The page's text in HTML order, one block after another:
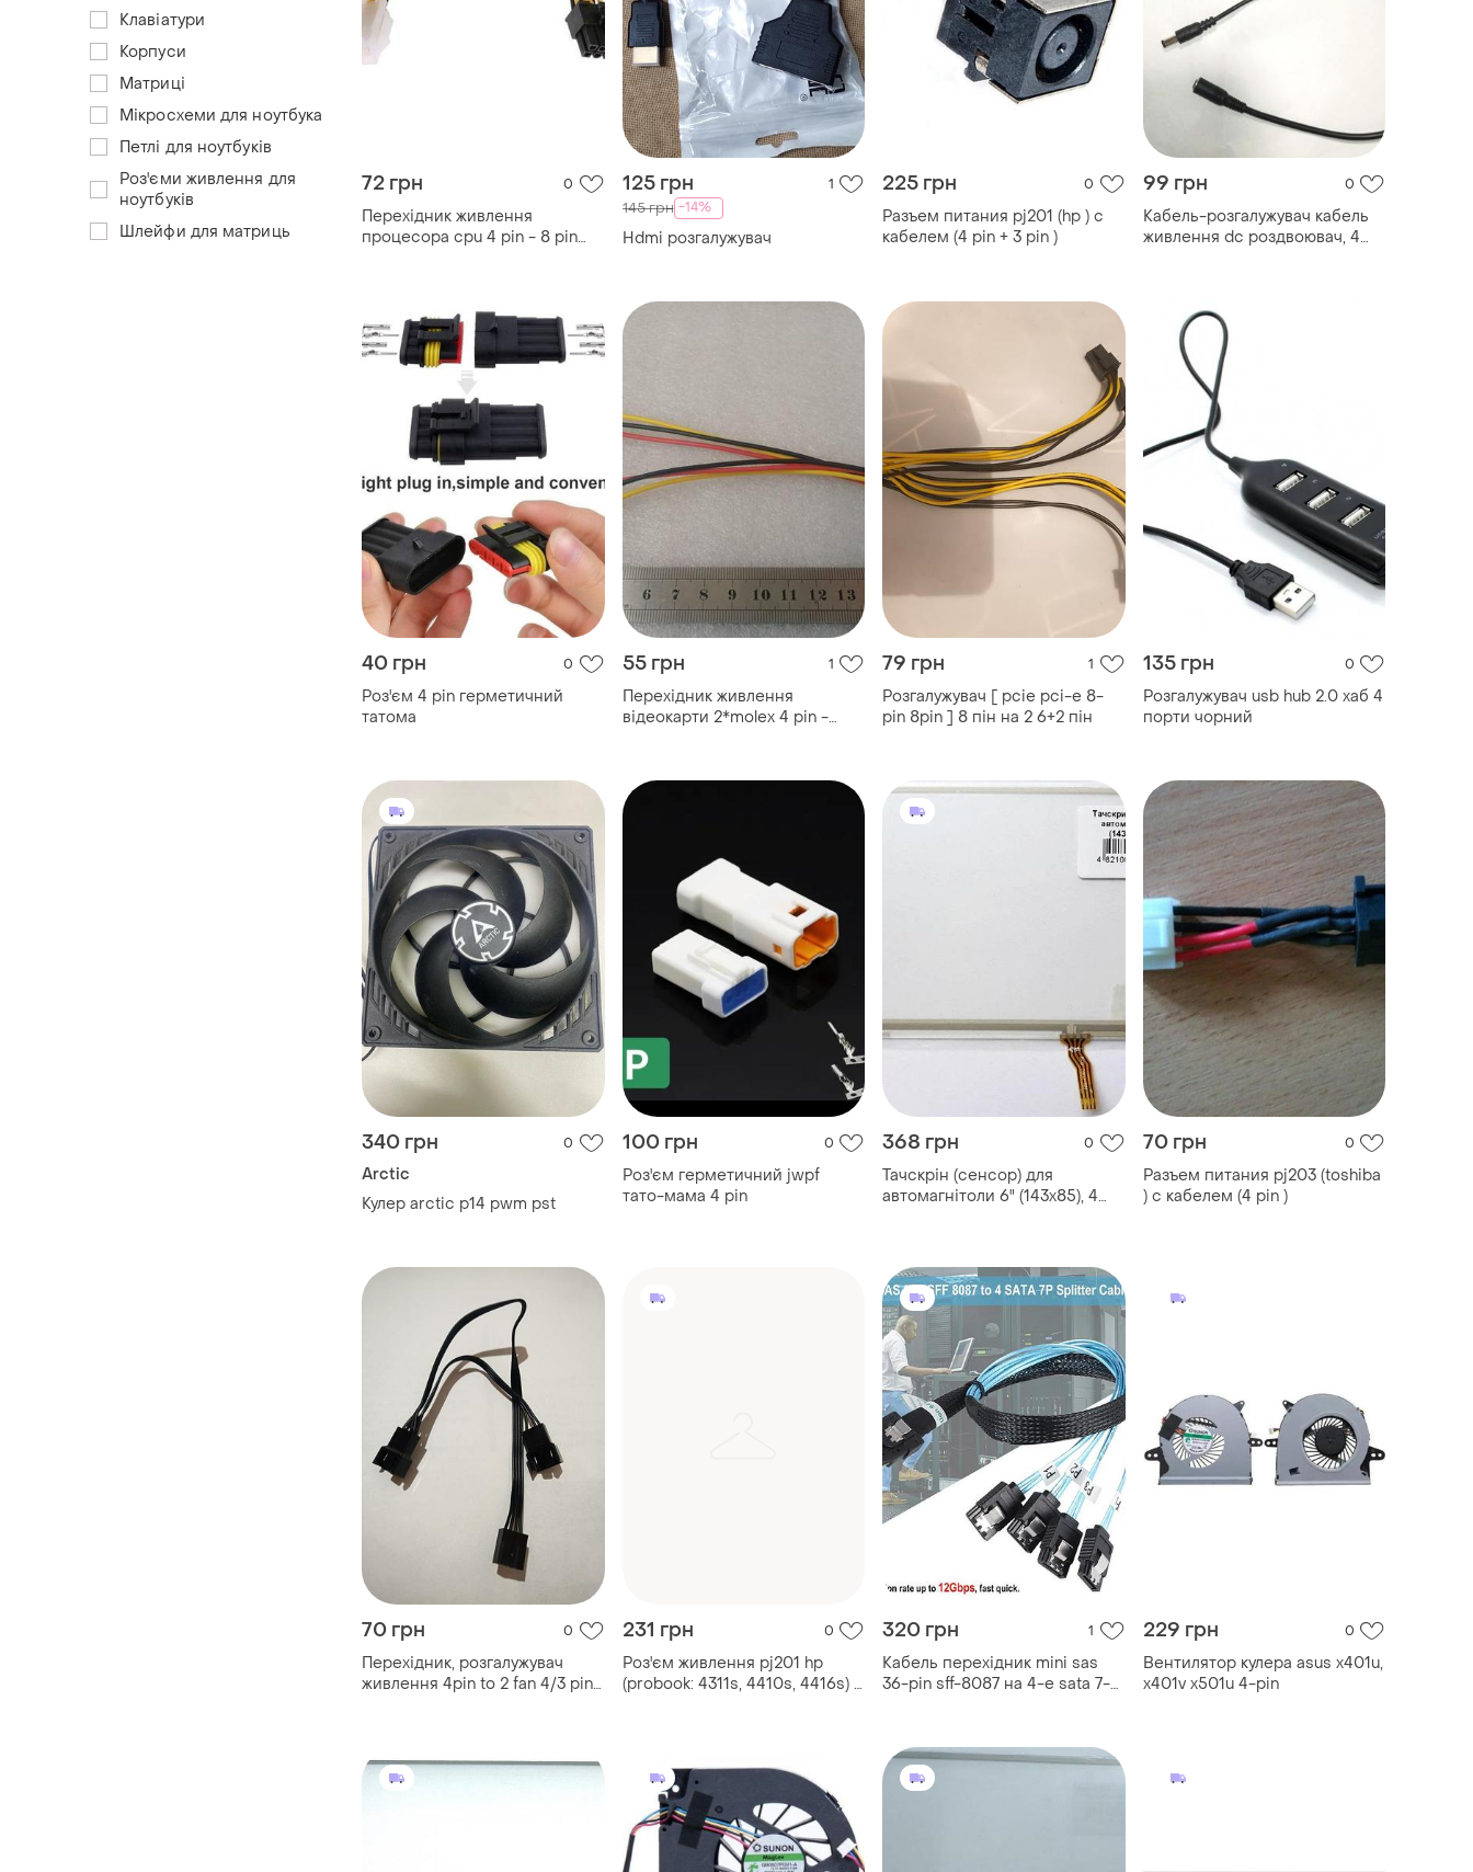
72 грн 0
Перехідник живлення
процесора cpu 4 pin - 8 pin
125 грн 1
145 грн -14%
Hdmi розгалужувач
225 грн 0
Разъем питания pj201 (hp ) с
кабелем (4 pin + 3 pin )
99 грн 0
Кабель-розгалужувач кабель
живлення dc роздвоювач, 4
40 грн 0
Роз'єм 4 pin герметичний
татома
55 грн 1
Перехідник живлення
відеокарти 2*molex 4 pin -
79 грн 1
Розгалужувач [ pcie pci-e 8-
pin 8pin ] 8 пін на 2 6+2 пін
135 грн 0
Розгалужувач usb hub 2.0 хаб 4
порти чорний
340 грн 0
Arctic
Кулер arctic p14 pwm pst
100 грн 0
Роз'єм герметичний jwpf
тато-мама 4 pin
368 грн 0
Тачскрін (сенсор) для
автомагнітоли 6" (143x85), 4
70 грн 0
Разъем питания pj203 (toshiba
) с кабелем (4 pin )
70 грн 0
Перехідник, розгалужувач
живлення 4pin to 2 fan 4/3 pin,
231 грн 0
Роз'єм живлення pj201 hp
(probook: 4311s, 4410s, 4416s) с
320 грн 1
Кабель перехідник mini sas
36-pin sff-8087 на 4-e sata 7-
229 грн 0
Вентилятор кулера asus x401u,
x401v x501u 4-pin
Клавіатури
Корпуси
Матриці
Мікросхеми для ноутбука
Петлі для ноутбуків
Роз'єми живлення для
ноутбуків
Шлейфи для матриць